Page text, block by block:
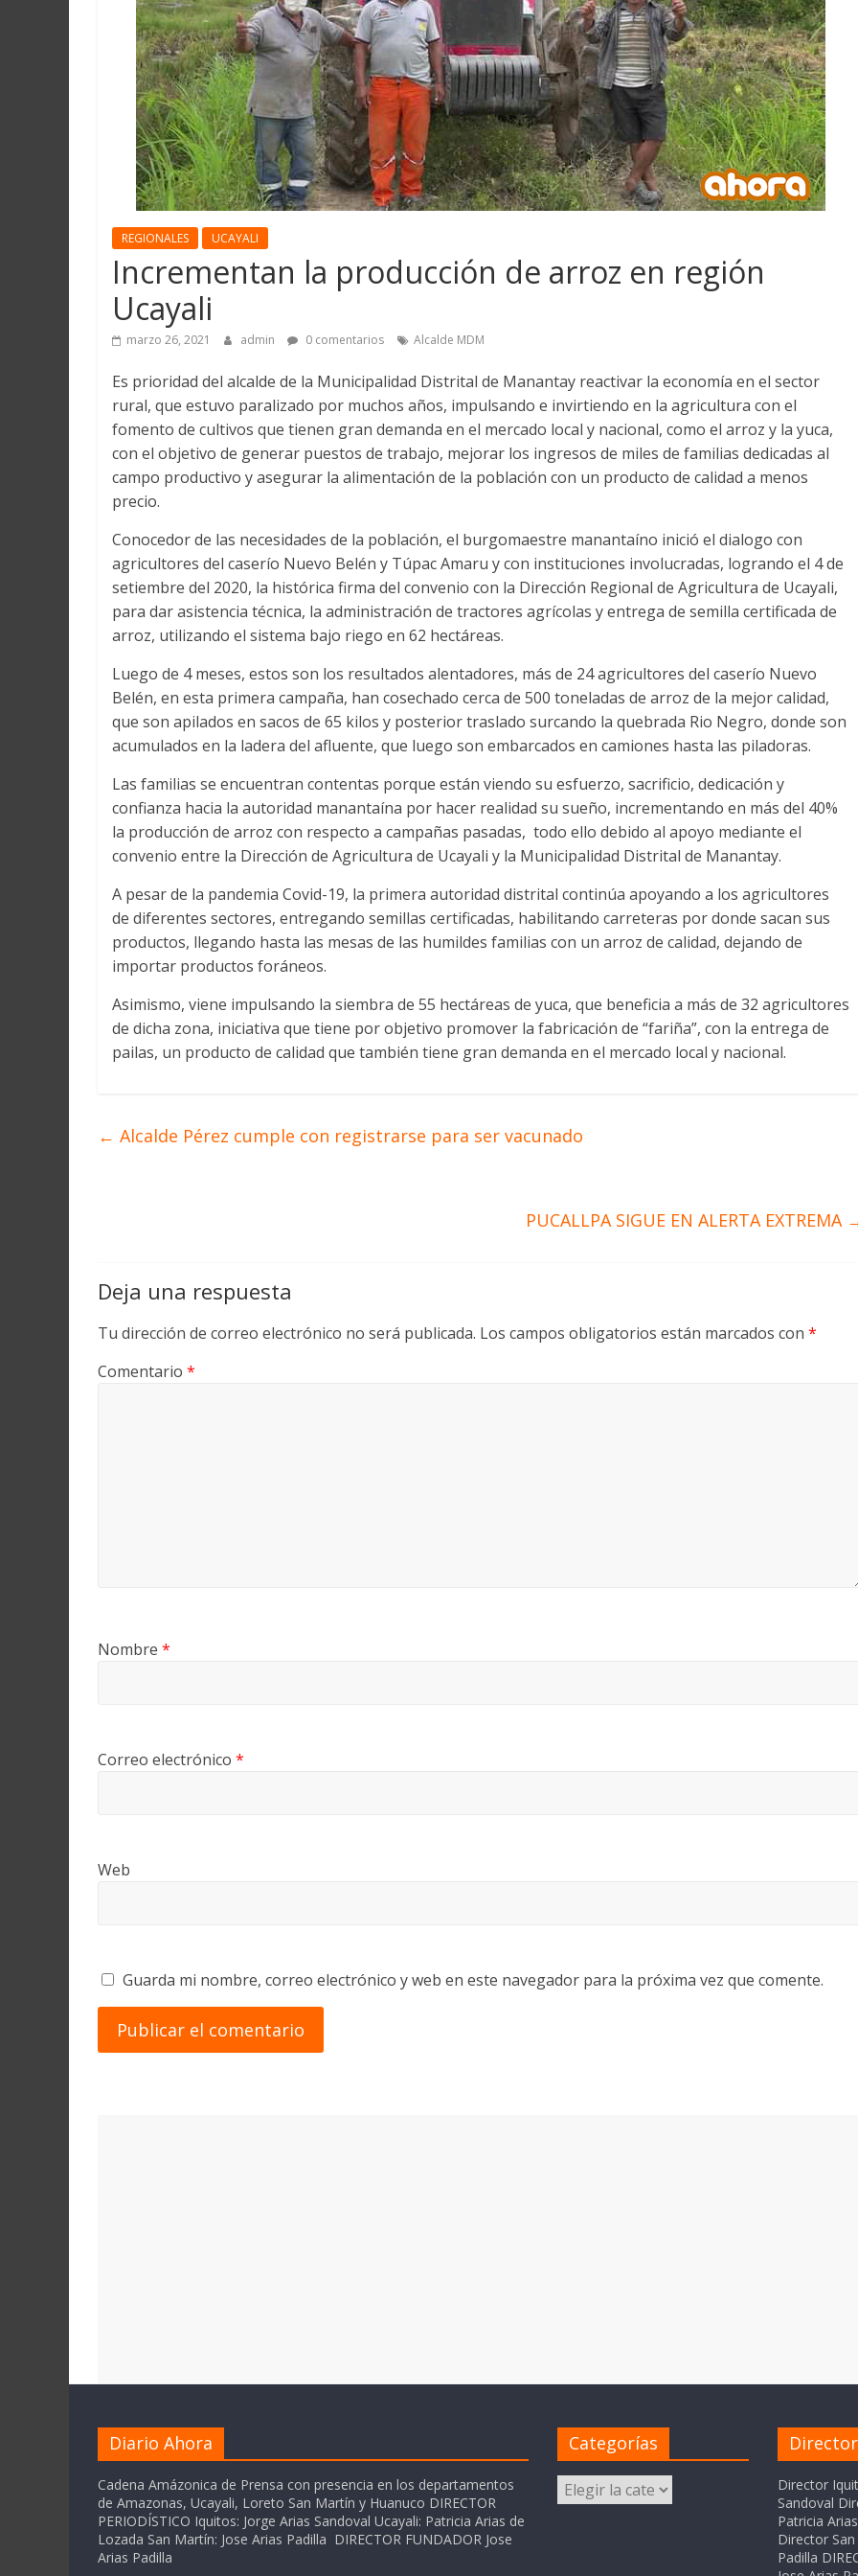
Martín
Loreto
REGIONALES UCAYALI
Incrementan la producción de arroz en región
Ucayali
marzo 26, 2021 admin 0 comentarios Alcalde MDM
Es prioridad del alcalde de la Municipalidad Distrital de Manantay reactivar la economía en el sector
rural, que estuvo paralizado por muchos años, impulsando e invirtiendo en la agricultura con el
fomento de cultivos que tienen gran demanda en el mercado local y nacional, como el arroz y la yuca,
con el objetivo de generar puestos de trabajo, mejorar los ingresos de miles de familias dedicadas al
campo productivo y asegurar la alimentación de la población con un producto de calidad a menos
precio.
Conocedor de las necesidades de la población, el burgomaestre manantaíno inició el dialogo con
agricultores del caserío Nuevo Belén y Túpac Amaru y con instituciones involucradas, logrando el 4 de
setiembre del 2020, la histórica firma del convenio con la Dirección Regional de Agricultura de Ucayali,
para dar asistencia técnica, la administración de tractores agrícolas y entrega de semilla certificada de
arroz, utilizando el sistema bajo riego en 62 hectáreas.
Luego de 4 meses, estos son los resultados alentadores, más de 24 agricultores del caserío Nuevo
Belén, en esta primera campaña, han cosechado cerca de 500 toneladas de arroz de la mejor calidad,
que son apilados en sacos de 65 kilos y posterior traslado surcando la quebrada Rio Negro, donde son
acumulados en la ladera del afluente, que luego son embarcados en camiones hasta las piladoras.
Las familias se encuentran contentas porque están viendo su esfuerzo, sacrificio, dedicación y
confianza hacia la autoridad manantaína por hacer realidad su sueño, incrementando en más del 40%
la producción de arroz con respecto a campañas pasadas, todo ello debido al apoyo mediante el
convenio entre la Dirección de Agricultura de Ucayali y la Municipalidad Distrital de Manantay.
A pesar de la pandemia Covid-19, la primera autoridad distrital continúa apoyando a los agricultores
de diferentes sectores, entregando semillas certificadas, habilitando carreteras por donde sacan sus
productos, llegando hasta las mesas de las humildes familias con un arroz de calidad, dejando de
importar productos foráneos.
Asimismo, viene impulsando la siembra de 55 hectáreas de yuca, que beneficia a más de 32 agricultores
de dicha zona, iniciativa que tiene por objetivo promover la fabricación de “fariña”, con la entrega de
pailas, un producto de calidad que también tiene gran demanda en el mercado local y nacional.
← Alcalde Pérez cumple con registrarse para ser vacunado
PUCALLPA SIGUE EN ALERTA EXTREMA
Deja una respuesta
Tu dirección de correo electrónico no será publicada. Los campos obligatorios están marcados con *
Comentario *
Nombre *
Correo electrónico *
Web
Guarda mi nombre, correo electrónico y web en este navegador para la próxima vez que comente.
Diario Ahora
Cadena Amázonica de Prensa con presencia en los departamentos
de Amazonas, Ucayali, Loreto San Martín y Huanuco DIRECTOR
PERIODÍSTICO Iquitos: Jorge Arias Sandoval Ucayali: Patricia Arias de
Lozada San Martín: Jose Arias Padilla DIRECTOR FUNDADOR Jose
Arias Padilla
Categorías
Categorías
Director
Sandoval
Patricia
Director
Padilla